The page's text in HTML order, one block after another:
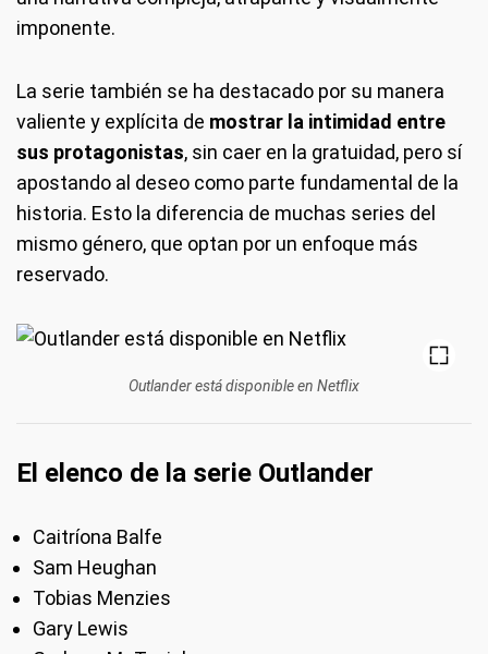
imponente.
La serie también se ha destacado por su manera
valiente y explícita de mostrar la intimidad entre
sus protagonistas, sin caer en la gratuidad, pero sí
apostando al deseo como parte fundamental de la
historia. Esto la diferencia de muchas series del
mismo género, que optan por un enfoque más
reservado.
Outlander está disponible en Netflix
El elenco de la serie Outlander
Caitríona Balfe
Sam Heughan
Tobias Menzies
Gary Lewis